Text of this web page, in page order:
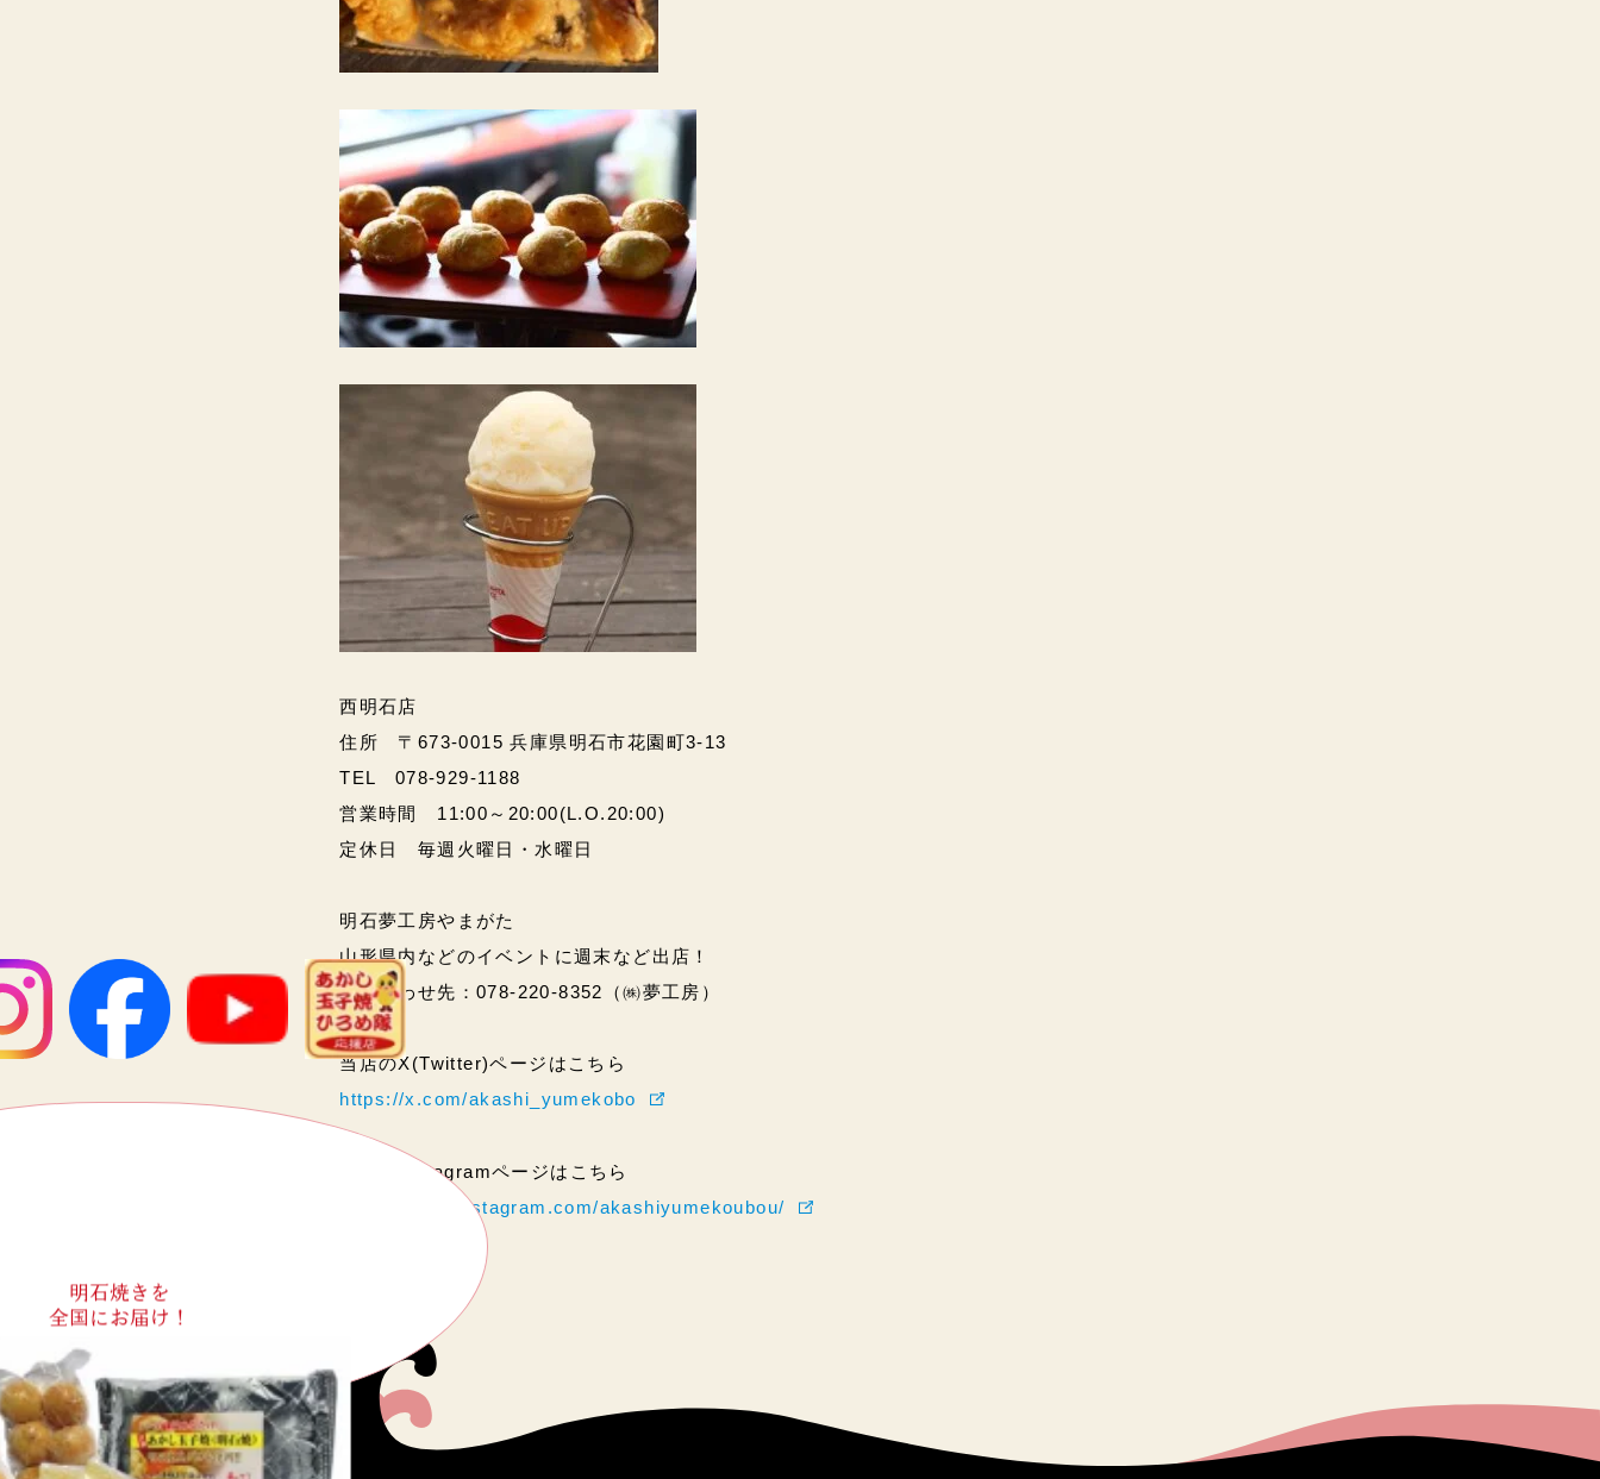
明石焼きを
全国にお届け！
西明石店
住所 〒673-0015 兵庫県明石市花園町3-13
TEL 078-929-1188
営業時間 11:00～20:00(L.O.20:00)
定休日 毎週火曜日・水曜日
明石夢工房やまがた
山形県内などのイベントに週末など出店！
問い合わせ先：078-220-8352（㈱夢工房）
当店のX(Twitter)ページはこちら
https://x.com/akashi_yumekobo
当店のInstagramページはこちら
https://www.instagram.com/akashiyumekoubou/